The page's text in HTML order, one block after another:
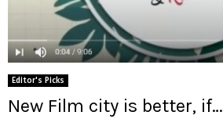
Editor's Picks
New Film city is better, if…